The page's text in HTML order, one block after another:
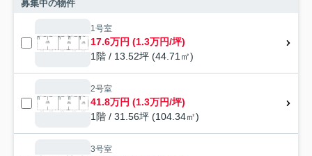
募集中の物件
1号室
17.6万円 (1.3万円/坪)
1階 / 13.52坪 (44.71㎡)
2号室
41.8万円 (1.3万円/坪)
1階 / 31.56坪 (104.34㎡)
3号室